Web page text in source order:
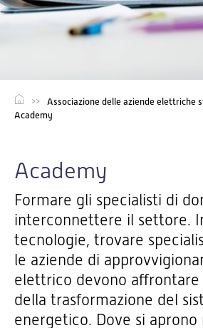
Associazione delle aziende elettriche
Academy
Academy
Formare gli specialisti di
interconnettere il settore.
tecnologie, trovare
le aziende di
elettrico devono affrontare
della trasformazione del
energetico. Dove si